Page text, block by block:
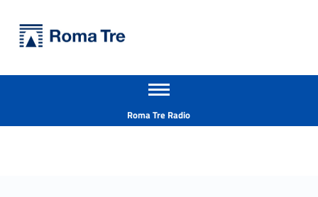
Prof. FRANCESCO POMPEO ricerca - Università Roma Tre
Apri il menu secondario
Roma Tre Radio